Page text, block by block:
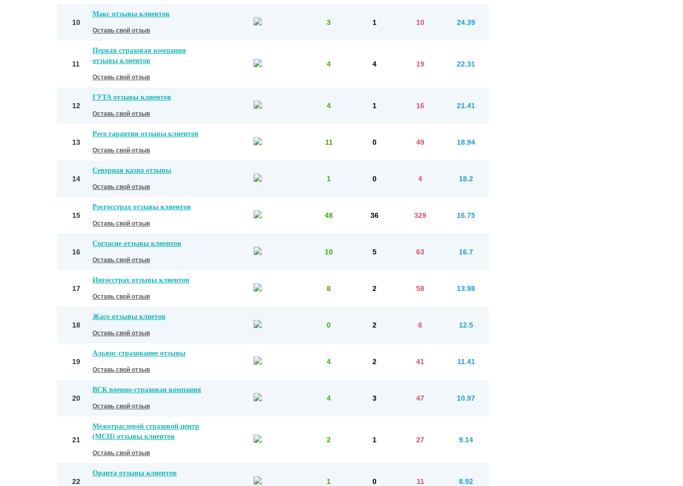
10
Макс отзывы клиентов
Оставь свой отзыв
3 1 10 24.39
11
Первая страховая компания
отзывы клиентов
Оставь свой отзыв
4 4 19 22.31
12
ГУТА отзывы клиентов
Оставь свой отзыв
4 1 16 21.41
13
Ресо гарантия отзывы клиентов
Оставь свой отзыв
11 0 49 18.94
14
Северная казна отзывы
Оставь свой отзыв
1 0 4 18.2
15
Росгосстрах отзывы клиентов
Оставь свой отзыв
48 36 329 16.75
16
Согласие отзывы клиентов
Оставь свой отзыв
10 5 63 16.7
17
Ингосстрах отзывы клиентов
Оставь свой отзыв
8 2 58 13.98
18
Жасо отзывы клиетов
Оставь свой отзыв
0 2 6 12.5
19
Альянс страхование отзывы
Оставь свой отзыв
4 2 41 11.41
20
ВСК военно-страховая компания
Оставь свой отзыв
4 3 47 10.97
21
Межотраслевой страховой центр
(МСЦ) отзывы клиентов
Оставь свой отзыв
2 1 27 9.14
22
Оранта отзывы клиентов
1 0 11 8.92